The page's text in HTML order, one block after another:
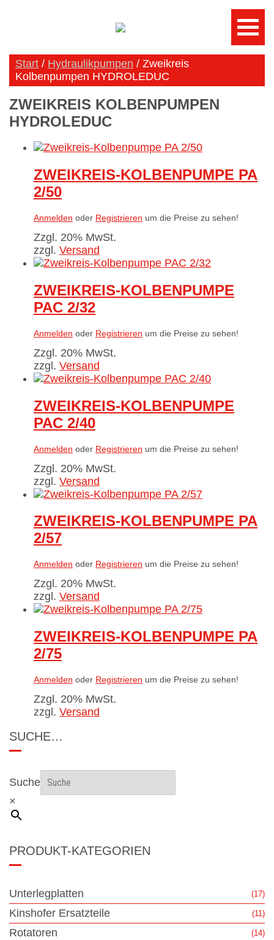
Start / Hydraulikpumpen / Zweikreis
Kolbenpumpen HYDROLEDUC
ZWEIKREIS KOLBENPUMPEN
HYDROLEDUC
ZWEIKREIS-KOLBENPUMPE PA
2/50
Anmelden oder Registrieren um die Preise zu sehen!
Zzgl. 20% MwSt.
zzgl. Versand
ZWEIKREIS-KOLBENPUMPE
PAC 2/32
Anmelden oder Registrieren um die Preise zu sehen!
Zzgl. 20% MwSt.
zzgl. Versand
ZWEIKREIS-KOLBENPUMPE
PAC 2/40
Anmelden oder Registrieren um die Preise zu sehen!
Zzgl. 20% MwSt.
zzgl. Versand
ZWEIKREIS-KOLBENPUMPE PA
2/57
Anmelden oder Registrieren um die Preise zu sehen!
Zzgl. 20% MwSt.
zzgl. Versand
ZWEIKREIS-KOLBENPUMPE PA
2/75
Anmelden oder Registrieren um die Preise zu sehen!
Zzgl. 20% MwSt.
zzgl. Versand
SUCHE…
Suche
×
PRODUKT-KATEGORIEN
Unterlegplatten (17)
Kinshofer Ersatzteile (11)
Rotatoren (14)